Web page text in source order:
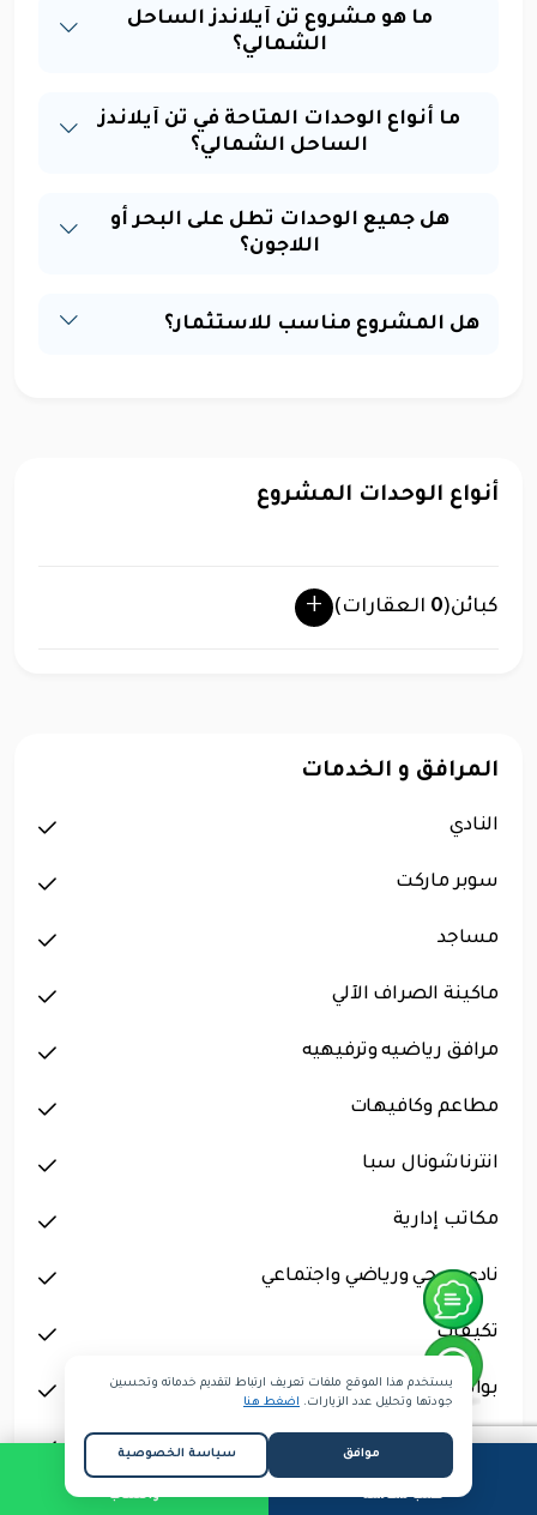
ما هو مشروع تن آيلاندز الساحل
الشمالي؟
ما أنواع الوحدات المتاحة في تن آيلاندز
الساحل الشمالي؟
هل جميع الوحدات تطل على البحر أو
اللاجون؟
هل المشروع مناسب للاستثمار؟
أنواع الوحدات المشروع
كبائن(
0
المرافق و الخدمات
النادي
سوبر ماركت
مساجد
ماكينة الصراف الآلي
مرافق رياضيه وترفيهيه
مطاعم وكافيهات
انترناشونال سبا
مكاتب إدارية
نادي صحي ورياضي واجتماعي
تكيفات
بوابات الأمن الإلكترونية
بحيرات
انترنت واتساب طلب مكالمة
يستخدم هذا الموقع ملفات تعريف ارتباط لتقديم خدماته وتحسين
جودتها وتحليل عدد الزيارات. اضغط هنا
موافق سياسة الخصوصية